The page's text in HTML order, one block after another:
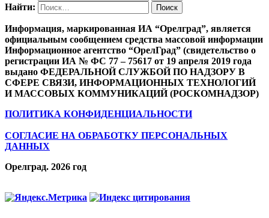
Найти:
Информация, маркированная ИА “Орелград”, является
официальным сообщением средства массовой информации
Информационное агентство “ОрелГрад” (свидетельство о
регистрации ИА № ФС 77 – 75617 от 19 апреля 2019 года
выдано ФЕДЕРАЛЬНОЙ СЛУЖБОЙ ПО НАДЗОРУ В
СФЕРЕ СВЯЗИ, ИНФОРМАЦИОННЫХ ТЕХНОЛОГИЙ
И МАССОВЫХ КОММУНИКАЦИЙ (РОСКОМНАДЗОР)
ПОЛИТИКА КОНФИДЕНЦИАЛЬНОСТИ
СОГЛАСИЕ НА ОБРАБОТКУ ПЕРСОНАЛЬНЫХ
ДАННЫХ
Орелград. 2026 год